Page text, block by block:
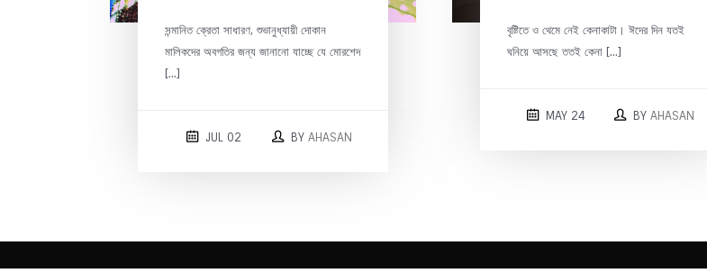
সন্মানিত ক্রেতা সাধারণ, শুভানুধ্যায়ী দোকান
মালিকদের অবগতির জন্য জানানো যাচ্ছে যে মোরশেদ
[…]
JUL 02 BY AHASAN
বৃষ্টিতে ও থেমে নেই কেনাকাটা। ঈদের দিন যতই
ঘনিয়ে আসছে ততই কেনা […]
MAY 24 BY AHASAN